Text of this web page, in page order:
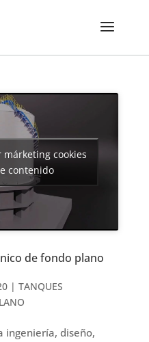
márketing cookies
contenido
de fondo plano
| TANQUES
ingeniería, diseño,